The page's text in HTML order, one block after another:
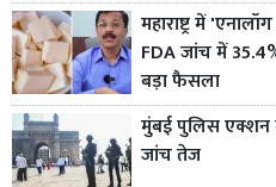
महाराष्ट्र में
FDA जांच में
बड़ा फैसला
मुंबई पुलिस एक्शन
जांच तेज